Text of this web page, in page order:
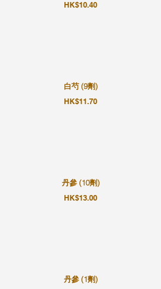
HK$10.40
白芍 (9劑)
HK$11.70
丹參 (10劑)
HK$13.00
丹參 (1劑)